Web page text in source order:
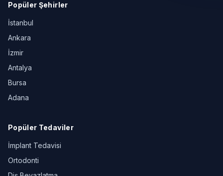
Popüler Şehirler
İstanbul
Ankara
İzmir
Antalya
Bursa
Adana
Popüler Tedaviler
İmplant Tedavisi
Ortodonti